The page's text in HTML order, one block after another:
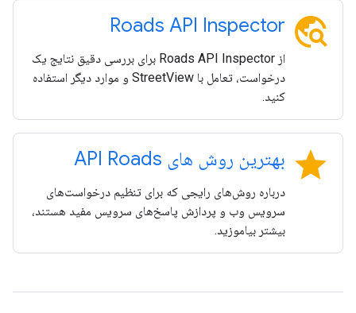
travel_explore
Roads API Inspector
از Roads API Inspector برای بررسی دقیق نتایج یک
درخواست، تعامل با StreetView و موارد دیگر استفاده
کنید.
star بهترین روش های API Roads
درباره روش‌های رایجی که برای تنظیم درخواست‌های
سرویس وب و پردازش پاسخ‌های سرویس مفید هستند،
بیشتر بیاموزید.